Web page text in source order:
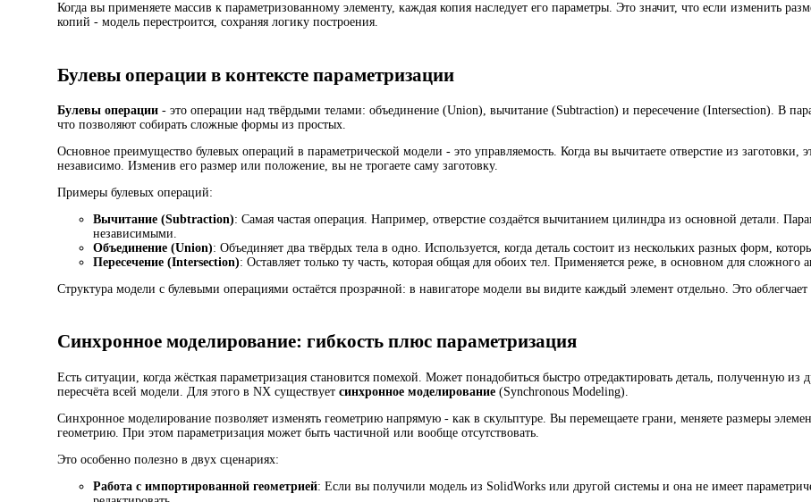
Когда вы применяете массив к параметризованному элементу, каждая копия наследует его параметры. Это значит, что если изменить
копий - модель перестроится, сохраняя логику построения.
Булевы операции в контексте параметризации
Булевы операции - это операции над твёрдыми телами: объединение (Union), вычитание (Subtraction) и пересечение (Intersection). В
что позволяют собирать сложные формы из простых.
Основное преимущество булевых операций в параметрической модели - это управляемость. Когда вы вычитаете отверстие из заготовки,
независимо. Изменив его размер или положение, вы не трогаете саму заготовку.
Примеры булевых операций:
Вычитание (Subtraction): Самая частая операция. Например, отверстие создаётся вычитанием цилиндра из основной детали.
независимыми.
Объединение (Union): Объединяет два твёрдых тела в одно. Используется, когда деталь состоит из нескольких разных форм,
Пересечение (Intersection): Оставляет только ту часть, которая общая для обоих тел. Применяется реже, в основном для сложного
Структура модели с булевыми операциями остаётся прозрачной: в навигаторе модели вы видите каждый элемент отдельно. Это
Синхронное моделирование: гибкость плюс параметризация
Есть ситуации, когда жёсткая параметризация становится помехой. Может понадобиться быстро отредактировать деталь, полученную
пересчёта всей модели. Для этого в NX существует синхронное моделирование (Synchronous Modeling).
Синхронное моделирование позволяет изменять геометрию напрямую - как в скульптуре. Вы перемещаете грани, меняете размеры
геометрию. При этом параметризация может быть частичной или вообще отсутствовать.
Это особенно полезно в двух сценариях:
Работа с импортированной геометрией: Если вы получили модель из SolidWorks или другой системы и она не имеет